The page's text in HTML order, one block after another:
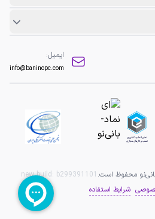
ایمیل:
info@baninopc.com
محفوظ است. new build: b299391101
شرایط استفاده